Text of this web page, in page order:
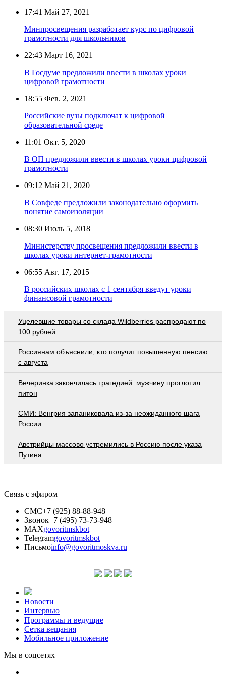
17:41 Май 27, 2021
Минпросвещения разработает курс по цифровой
грамотности для школьников
22:43 Март 16, 2021
В Госдуме предложили ввести в школах уроки
цифровой грамотности
18:55 Фев. 2, 2021
Российские вузы подключат к цифровой
образовательной среде
11:01 Окт. 5, 2020
В ОП предложили ввести в школах уроки цифровой
грамотности
09:12 Май 21, 2020
В Совфеде предложили законодательно оформить
понятие самоизоляции
08:30 Июль 5, 2018
Министерству просвещения предложили ввести в
школах уроки интернет-грамотности
06:55 Авг. 17, 2015
В российских школах с 1 сентября введут уроки
финансовой грамотности
Уцелевшие товары со склада Wildberries распродают по
100 рублей
Россиянам объяснили, кто получит повышенную пенсию
с августа
Вечеринка закончилась трагедией: мужчину проглотил
питон
СМИ: Венгрия запаниковала из-за неожиданного шага
России
Австрийцы массово устремились в Россию после указа
Путина
Связь с эфиром
СМС+7 (925) 88-88-948
Звонок+7 (495) 73-73-948
MAXgovoritmskbot
Telegramgovoritmskbot
Письмоinfo@govoritmoskva.ru
Новости
Интервью
Программы и ведущие
Сетка вещания
Мобильное приложение
Мы в соцсетях